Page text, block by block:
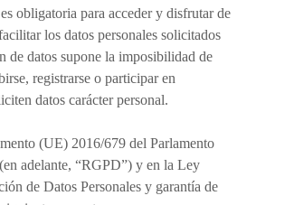
obligatoria para acceder y disfrutar de
los datos personales solicitados
de datos supone la imposibilidad de
registrarse o participar en
datos carácter personal.
(UE) 2016/679 del Parlamento
adelante, “RGPD”) y en la Ley
de Datos Personales y garantía de